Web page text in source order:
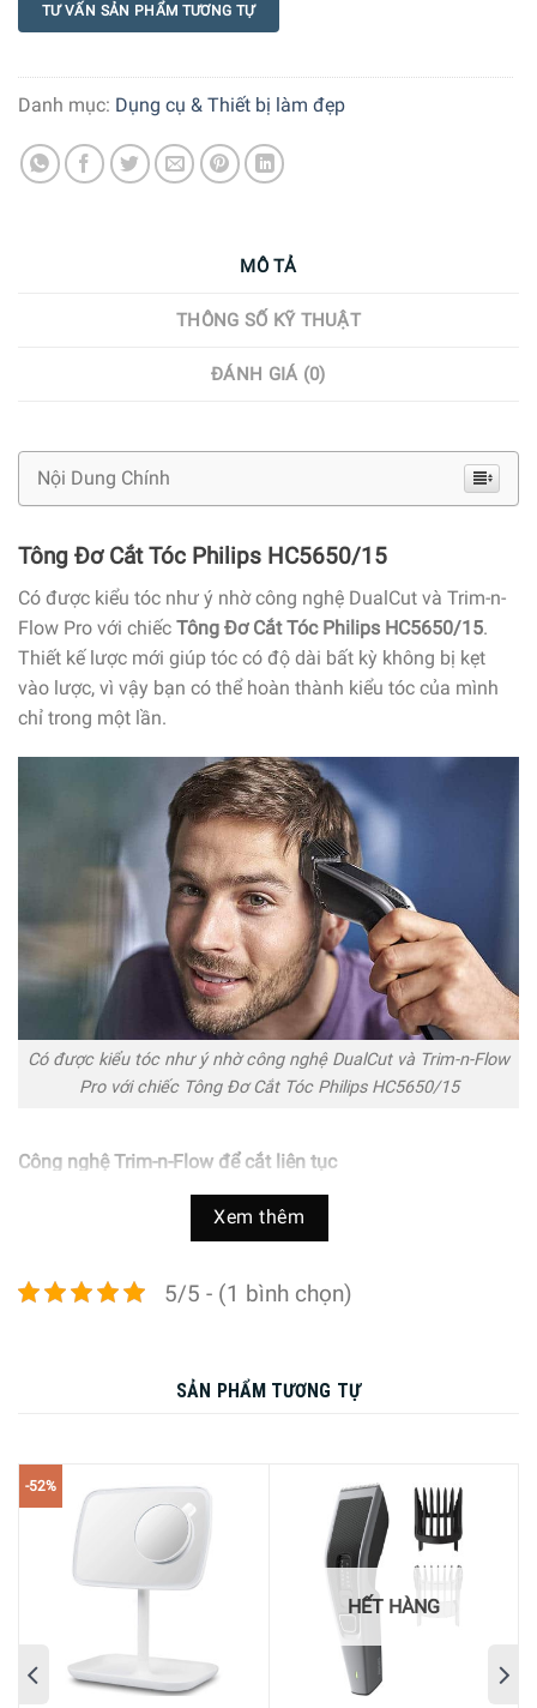
TƯ VẤN SẢN PHẨM TƯƠNG TỰ
Danh mục: Dụng cụ & Thiết bị làm đẹp
MÔ TẢ
THÔNG SỐ KỸ THUẬT
ĐÁNH GIÁ (0)
Nội Dung Chính
Tông Đơ Cắt Tóc Philips HC5650/15
Có được kiểu tóc như ý nhờ công nghệ DualCut và Trim-n-
Flow Pro với chiếc Tông Đơ Cắt Tóc Philips HC5650/15.
Thiết kế lược mới giúp tóc có độ dài bất kỳ không bị kẹt
vào lược, vì vậy bạn có thể hoàn thành kiểu tóc của mình
chỉ trong một lần.
Có được kiểu tóc như ý nhờ công nghệ DualCut và Trim-n-Flow
Pro với chiếc Tông Đơ Cắt Tóc Philips HC5650/15
Công nghệ Trim-n-Flow để cắt liên tục
Tông đơ cắt tóc Philips HC5650/15 sử dụng công nghệ
Trim-n-Flow lược mới cải tiến có công dụng giúp ngăn tóc
tục mà không bị gián đoạn giữa chừng vì bị kẹt tóc.
Dễ dàng cắt bất kỳ loại râu, tóc nào với công nghệ DualCut
Xem thêm
5/5 - (1 bình chọn)
SẢN PHẨM TƯƠNG TỰ
-52%
HẾT HÀNG